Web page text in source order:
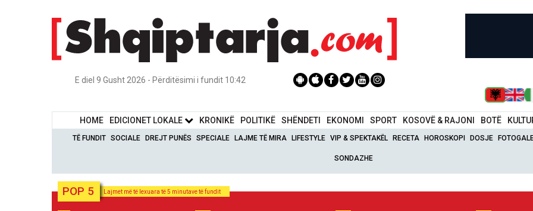
E diel 9 Gusht 2026 - Përditësimi i fundit 10:42
HOME EDICIONET LOKALE KRONIKË POLITIKË SHËNDETI EKONOMI SPORT KOSOVË & RAJONI BOTË
TË FUNDIT SOCIALE DREJT PUNËS SPECIALE LAJME TË MIRA LIFESTYLE VIP & SPEKTAKËL RECETA HOROSKOPI DOSJE
SONDAZHE
POP 5 Lajmet më të lexuara të 5 minutave të fundit